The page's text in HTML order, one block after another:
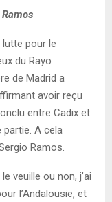
pour le
du Rayo
de Madrid a
avoir reçu
entre Cadix et
partie. A cela
Ramos.
veuille ou non, j’ai
l’Andalousie, et